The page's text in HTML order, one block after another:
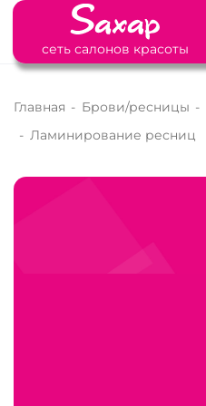
сеть салонов красоты
Главная - Брови/ресницы -
- Ламинирование ресниц